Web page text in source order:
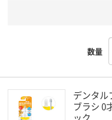
数量
デンタル
ブラシ 0